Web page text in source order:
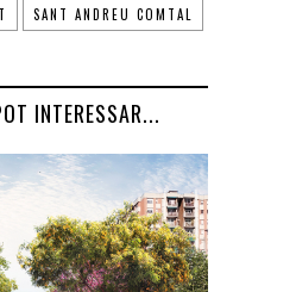
SANT ANDREU COMTAL
INTERESSAR...